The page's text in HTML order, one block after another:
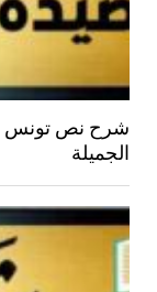
شرح نص تونس
الجميلة